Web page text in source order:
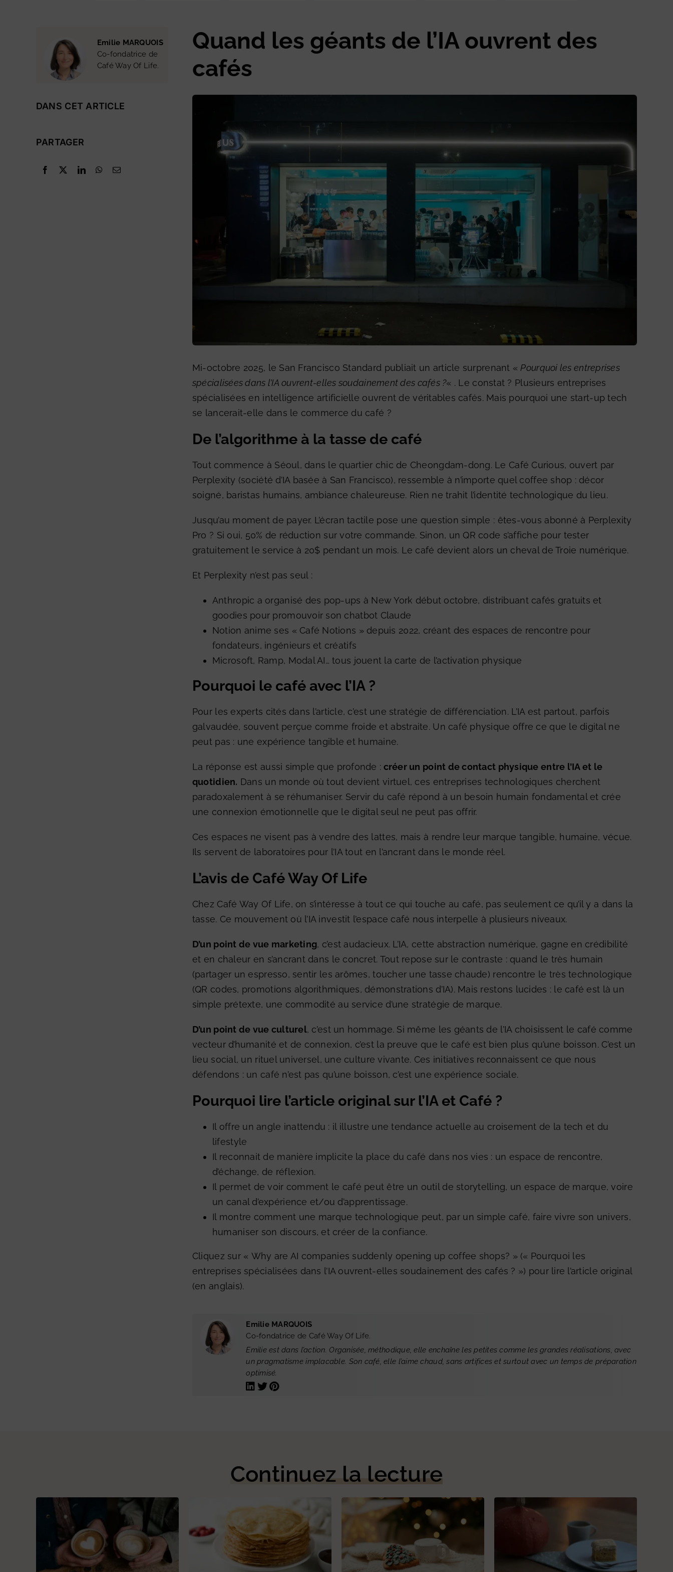
Emilie MARQUOIS
Co-fondatrice de
Café Way Of Life.
DANS CET ARTICLE
PARTAGER
Quand les géants de l’IA ouvrent des
cafés
Mi-octobre 2025, le San Francisco Standard publiait un article surprenant « Pourquoi les entreprises
spécialisées dans l’IA ouvrent-elles soudainement des cafés ?« . Le constat ? Plusieurs entreprises
spécialisées en intelligence artificielle ouvrent de véritables cafés. Mais pourquoi une start-up tech
se lancerait-elle dans le commerce du café ?
De l’algorithme à la tasse de café
Tout commence à Séoul, dans le quartier chic de Cheongdam-dong. Le Café Curious, ouvert par
Perplexity (société d’IA basée à San Francisco), ressemble à n’importe quel coffee shop : décor
soigné, baristas humains, ambiance chaleureuse. Rien ne trahit l’identité technologique du lieu.
Jusqu’au moment de payer. L’écran tactile pose une question simple : êtes-vous abonné à Perplexity
Pro ? Si oui, 50% de réduction sur votre commande. Sinon, un QR code s’affiche pour tester
gratuitement le service à 20$ pendant un mois. Le café devient alors un cheval de Troie numérique.
Et Perplexity n’est pas seul :
Anthropic a organisé des pop-ups à New York début octobre, distribuant cafés gratuits et
goodies pour promouvoir son chatbot Claude
Notion anime ses « Café Notions » depuis 2022, créant des espaces de rencontre pour
fondateurs, ingénieurs et créatifs
Microsoft, Ramp, Modal AI… tous jouent la carte de l’activation physique
Pourquoi le café avec l’IA ?
Pour les experts cités dans l’article, c’est une stratégie de différenciation. L’IA est partout, parfois
galvaudée, souvent perçue comme froide et abstraite. Un café physique offre ce que le digital ne
peut pas : une expérience tangible et humaine.
La réponse est aussi simple que profonde : créer un point de contact physique entre l’IA et le
quotidien. Dans un monde où tout devient virtuel, ces entreprises technologiques cherchent
paradoxalement à se réhumaniser. Servir du café répond à un besoin humain fondamental et crée
une connexion émotionnelle que le digital seul ne peut pas offrir.
Ces espaces ne visent pas à vendre des lattes, mais à rendre leur marque tangible, humaine, vécue.
Ils servent de laboratoires pour l’IA tout en l’ancrant dans le monde réel.
L’avis de Café Way Of Life
Chez Café Way Of Life, on s’intéresse à tout ce qui touche au café, pas seulement ce qu’il y a dans la
tasse. Ce mouvement où l’IA investit l’espace café nous interpelle à plusieurs niveaux.
D’un point de vue marketing, c’est audacieux. L’IA, cette abstraction numérique, gagne en crédibilité
et en chaleur en s’ancrant dans le concret. Tout repose sur le contraste : quand le très humain
(partager un espresso, sentir les arômes, toucher une tasse chaude) rencontre le très technologique
(QR codes, promotions algorithmiques, démonstrations d’IA). Mais restons lucides : le café est là un
simple prétexte, une commodité au service d’une stratégie de marque.
D’un point de vue culturel, c’est un hommage. Si même les géants de l’IA choisissent le café comme
vecteur d’humanité et de connexion, c’est la preuve que le café est bien plus qu’une boisson. C’est un
lieu social, un rituel universel, une culture vivante. Ces initiatives reconnaissent ce que nous
défendons : un café n’est pas qu’une boisson, c’est une expérience sociale.
Pourquoi lire l’article original sur l’IA et Café ?
Il offre un angle inattendu : il illustre une tendance actuelle au croisement de la tech et du
lifestyle
Il reconnait de manière implicite la place du café dans nos vies : un espace de rencontre,
d’échange, de réflexion.
Il permet de voir comment le café peut être un outil de storytelling, un espace de marque, voire
un canal d’expérience et/ou d’apprentissage.
Il montre comment une marque technologique peut, par un simple café, faire vivre son univers,
humaniser son discours, et créer de la confiance.
Cliquez sur « Why are AI companies suddenly opening up coffee shops? » (« Pourquoi les
entreprises spécialisées dans l’IA ouvrent-elles soudainement des cafés ? ») pour lire l’article original
(en anglais).
Emilie MARQUOIS
Co-fondatrice de Café Way Of Life.
Emilie est dans l’action. Organisée, méthodique, elle enchaîne les petites comme les grandes réalisations, avec
un pragmatisme implacable. Son café, elle l’aime chaud, sans artifices et surtout avec un temps de préparation
optimisé.
Continuez la lecture